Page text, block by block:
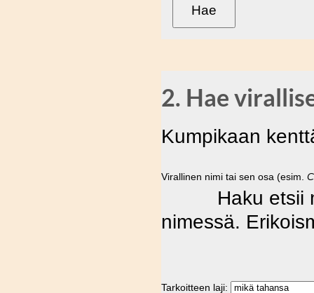
2. Hae
Kumpikaan
Virallinen nimi tai sen osa (esim.
Haku etsii
nimessä.
Tarkoitteen laji: